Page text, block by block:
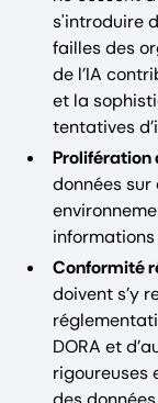
s'introduire
failles des
de l’IA
et la
tentatives
Prolifération
données
Conformité
doivent s’y
DORA et
rigoureuses